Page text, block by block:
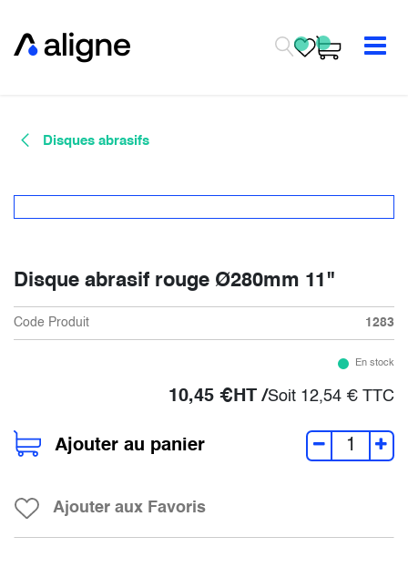
Disques abrasifs
Disque abrasif rouge Ø280mm 11"
Code Produit 1283
En stock
10,45 €HT /Soit 12,54 € TTC
Ajouter au panier
Ajouter aux Favoris